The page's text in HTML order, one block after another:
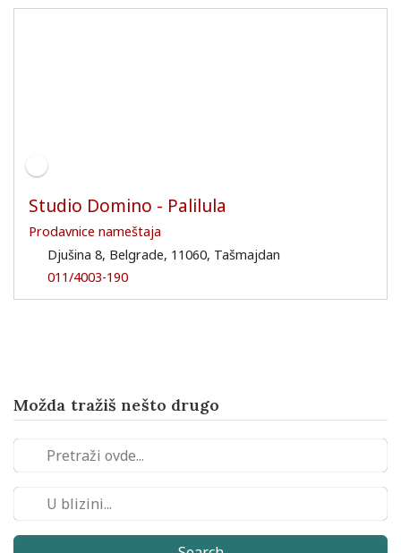
Studio Domino - Palilula
Prodavnice nameštaja
Djušina 8, Belgrade, 11060, Tašmajdan
011/4003-190
Možda tražiš nešto drugo